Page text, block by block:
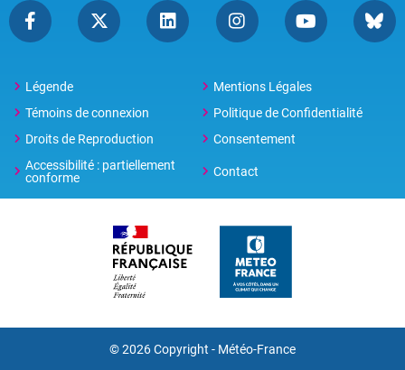
Légende
Mentions Légales
Témoins de connexion
Politique de Confidentialité
Droits de Reproduction
Consentement
Accessibilité : partiellement
conforme
Contact
© 2026 Copyright - Météo-France